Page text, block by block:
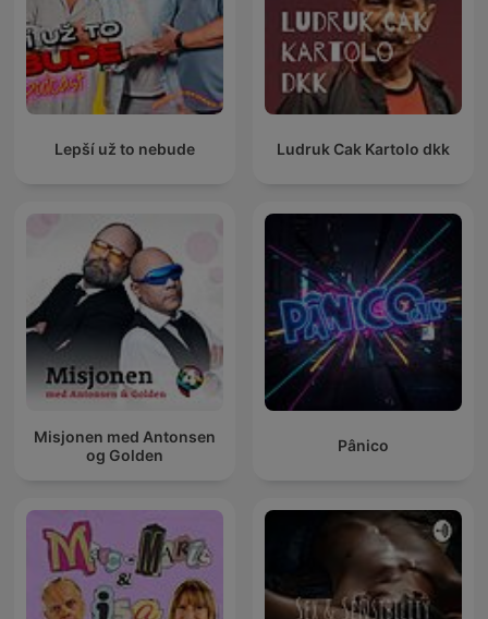
Lepší už to nebude Ludruk Cak Kartolo dkk
Misjonen med Antonsen
og Golden
Pânico